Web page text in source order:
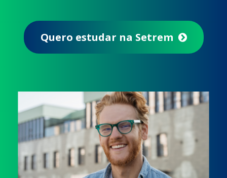
Quero estudar na Setrem